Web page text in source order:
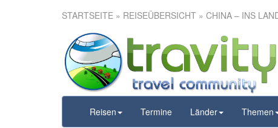
STARTSEITE » REISEÜBERSICHT » CHINA – INS
Reisen Termine Länder Themen
China –